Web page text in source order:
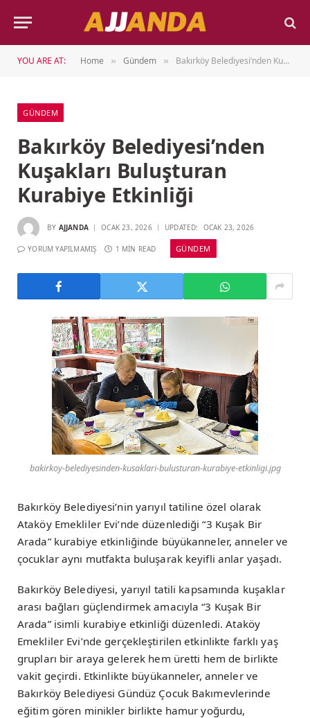
YOU ARE AT: Home » Gündem » Bakırköy Belediyesi’nden Kuşakları Buluşturan Kurabiye Etkinliği
GÜNDEM
Bakırköy Belediyesi’nden
Kuşakları Buluşturan
Kurabiye Etkinliği
BY AJJANDA OCAK 23, 2026 UPDATED: OCAK 23, 2026
YORUM YAPILMAMIŞ 1 MIN READ GÜNDEM
bakirkoy-belediyesinden-kusaklari-bulusturan-kurabiye-etkinligi.jpg
Bakırköy Belediyesi’nin yarıyıl tatiline özel olarak
Ataköy Emekliler Evi’nde düzenlediği “3 Kuşak Bir
Arada” kurabiye etkinliğinde büyükanneler, anneler ve
çocuklar aynı mutfakta buluşarak keyifli anlar yaşadı.
Bakırköy Belediyesi, yarıyıl tatili kapsamında kuşaklar
arası bağları güçlendirmek amacıyla “3 Kuşak Bir
Arada” isimli kurabiye etkinliği düzenledi. Ataköy
Emekliler Evi’nde gerçekleştirilen etkinlikte farklı yaş
grupları bir araya gelerek hem üretti hem de birlikte
vakit geçirdi. Etkinlikte büyükanneler, anneler ve
Bakırköy Belediyesi Gündüz Çocuk Bakımevlerinde
eğitim gören minikler birlikte hamur yoğurdu,